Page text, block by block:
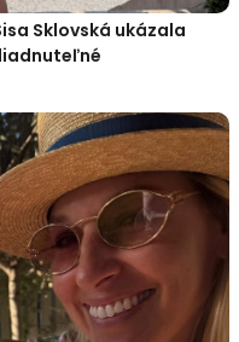
Sklovská ukázala